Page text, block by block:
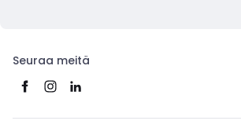
Seuraa meitä